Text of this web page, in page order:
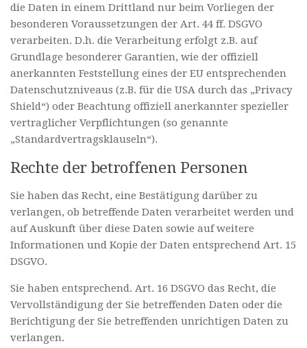
die Daten in einem Drittland nur beim Vorliegen der
besonderen Voraussetzungen der Art. 44 ff. DSGVO
verarbeiten. D.h. die Verarbeitung erfolgt z.B. auf
Grundlage besonderer Garantien, wie der offiziell
anerkannten Feststellung eines der EU entsprechenden
Datenschutzniveaus (z.B. für die USA durch das „Privacy
Shield“) oder Beachtung offiziell anerkannter spezieller
vertraglicher Verpflichtungen (so genannte
„Standardvertragsklauseln“).
Rechte der betroffenen Personen
Sie haben das Recht, eine Bestätigung darüber zu
verlangen, ob betreffende Daten verarbeitet werden und
auf Auskunft über diese Daten sowie auf weitere
Informationen und Kopie der Daten entsprechend Art. 15
DSGVO.
Sie haben entsprechend. Art. 16 DSGVO das Recht, die
Vervollständigung der Sie betreffenden Daten oder die
Berichtigung der Sie betreffenden unrichtigen Daten zu
verlangen.